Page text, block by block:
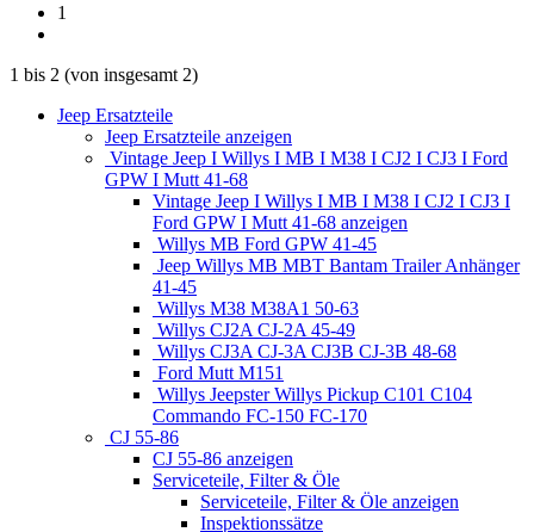
1
1 bis 2 (von insgesamt 2)
Jeep Ersatzteile
Jeep Ersatzteile anzeigen
Vintage Jeep I Willys I MB I M38 I CJ2 I CJ3 I Ford
GPW I Mutt 41-68
Vintage Jeep I Willys I MB I M38 I CJ2 I CJ3 I
Ford GPW I Mutt 41-68 anzeigen
Willys MB Ford GPW 41-45
Jeep Willys MB MBT Bantam Trailer Anhänger
41-45
Willys M38 M38A1 50-63
Willys CJ2A CJ-2A 45-49
Willys CJ3A CJ-3A CJ3B CJ-3B 48-68
Ford Mutt M151
Willys Jeepster Willys Pickup C101 C104
Commando FC-150 FC-170
CJ 55-86
CJ 55-86 anzeigen
Serviceteile, Filter & Öle
Serviceteile, Filter & Öle anzeigen
Inspektionssätze